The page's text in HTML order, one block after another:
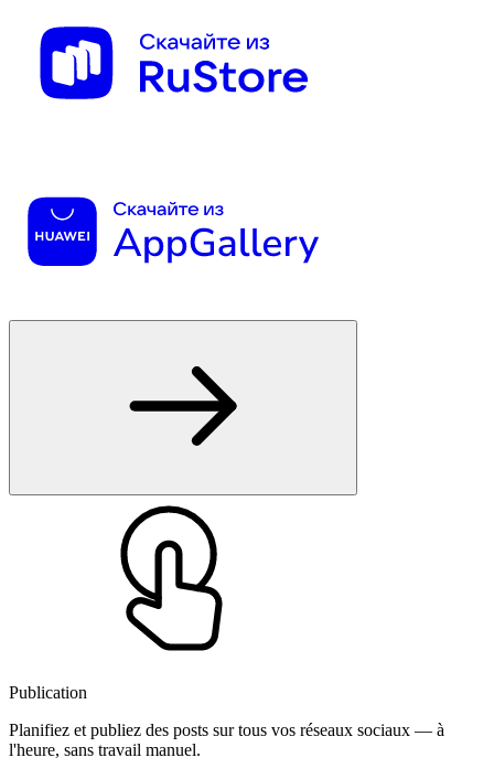
Publication
Planifiez et publiez des posts sur tous vos réseaux sociaux — à
l'heure, sans travail manuel.